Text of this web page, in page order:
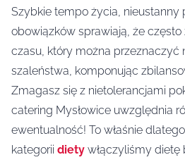
Szybkie tempo życia, nieustanny
obowiązków sprawiają, że
czasu, który można przeznaczyć
szaleństwa, komponując
Zmagasz się z nietolerancjami
catering Mysłowice uwzględnia
ewentualność! To właśnie
kategorii diety włączyliśmy